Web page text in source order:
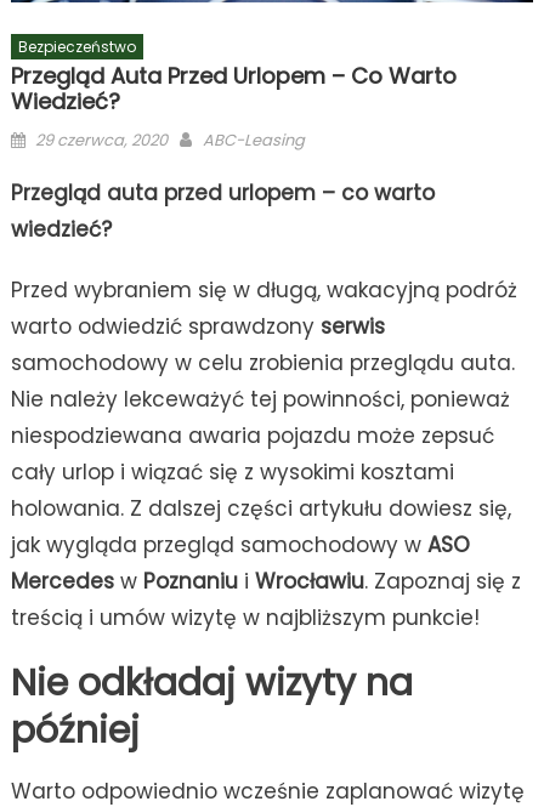
Bezpieczeństwo
Przegląd Auta Przed Urlopem – Co Warto
Wiedzieć?
Posted
29 czerwca, 2020 Author
ABC-Leasing
Przegląd auta przed urlopem – co warto
wiedzieć?
Przed wybraniem się w długą, wakacyjną podróż
warto odwiedzić sprawdzony serwis
samochodowy w celu zrobienia przeglądu auta.
Nie należy lekceważyć tej powinności, ponieważ
niespodziewana awaria pojazdu może zepsuć
cały urlop i wiązać się z wysokimi kosztami
holowania. Z dalszej części artykułu dowiesz się,
jak wygląda przegląd samochodowy w ASO
Mercedes w Poznaniu i Wrocławiu. Zapoznaj się z
treścią i umów wizytę w najbliższym punkcie!
Nie odkładaj wizyty na
później
Warto odpowiednio wcześnie zaplanować wizytę